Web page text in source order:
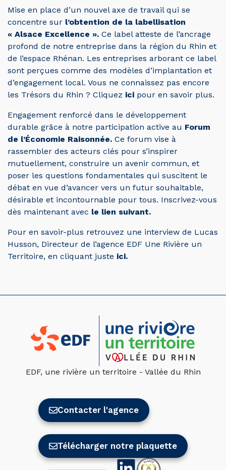
Mise en place d’un nouvel axe de travail qui se
concentre sur l’obtention de la labellisation
« Alsace Excellence ». Ce label atteste de l’ancrage
profond de notre entreprise dans la région du Rhin et
de l’espace Rhénan. Les entreprises arborant ce label
sont perçues comme des modèles d’implantation et
d’engagement local. Vous ne connaissez pas encore
les Trésors du Rhin ? Cliquez ici pour en savoir plus.
Engagement renforcé dans le développement
durable grâce à notre participation active au Forum
de l’Économie Raisonnée. Ce forum vise à
rassembler des acteurs clés pour s’inspirer
mutuellement, construire un avenir commun, et
poser les questions fondamentales qui suscitent le
débat en vue d’avancer vers un futur souhaitable,
désirable et incontournable pour tous. Inscrivez-vous
dès maintenant avec le lien suivant.
Pour en savoir-plus retrouvez une interview de Lucas
Husson, Directeur de l’agence EDF Une Rivière un
Territoire, en cliquant juste ici.
EDF, une rivière un territoire - Vallée du Rhin
Contacter l'agence
Télécharger notre plaquette